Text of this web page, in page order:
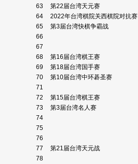
63
第22届台湾天元赛
64
2022年台湾棋院关西棋院对抗赛
65
第3届台湾快棋争霸战
66
67
68
第16届台湾棋王赛
69
第18届台湾国手赛
70
第10届台湾中环碁圣赛
71
72
第15届台湾棋王赛
73
第3届台湾名人赛
74
75
76
77
第21届台湾天元战
78